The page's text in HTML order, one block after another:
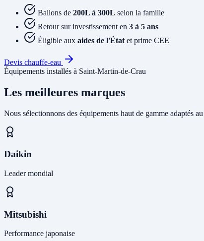
Ballons de 200L à 300L selon la famille
Retour sur investissement en 3 à 5 ans
Éligible aux aides de l'État et prime CEE
Devis chauffe-eau
Équipements installés à Saint-Martin-de-Crau
Les meilleures marques
Nous sélectionnons des équipements haut de gamme adaptés
Daikin
Leader mondial
Mitsubishi
Performance japonaise